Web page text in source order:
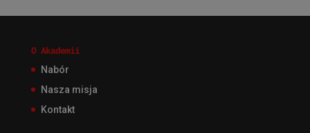
O Akademii
Nabór
Nasza misja
Kontakt